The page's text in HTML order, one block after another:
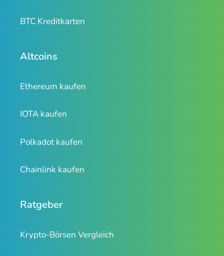
BTC Kreditkarten
Altcoins
Ethereum kaufen
IOTA kaufen
Polkadot kaufen
Chainlink kaufen
Ratgeber
Krypto-Börsen Vergleich